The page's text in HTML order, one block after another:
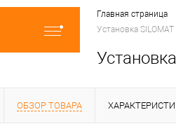
Главная страница
Установка
ОБЗОР ТОВАРА